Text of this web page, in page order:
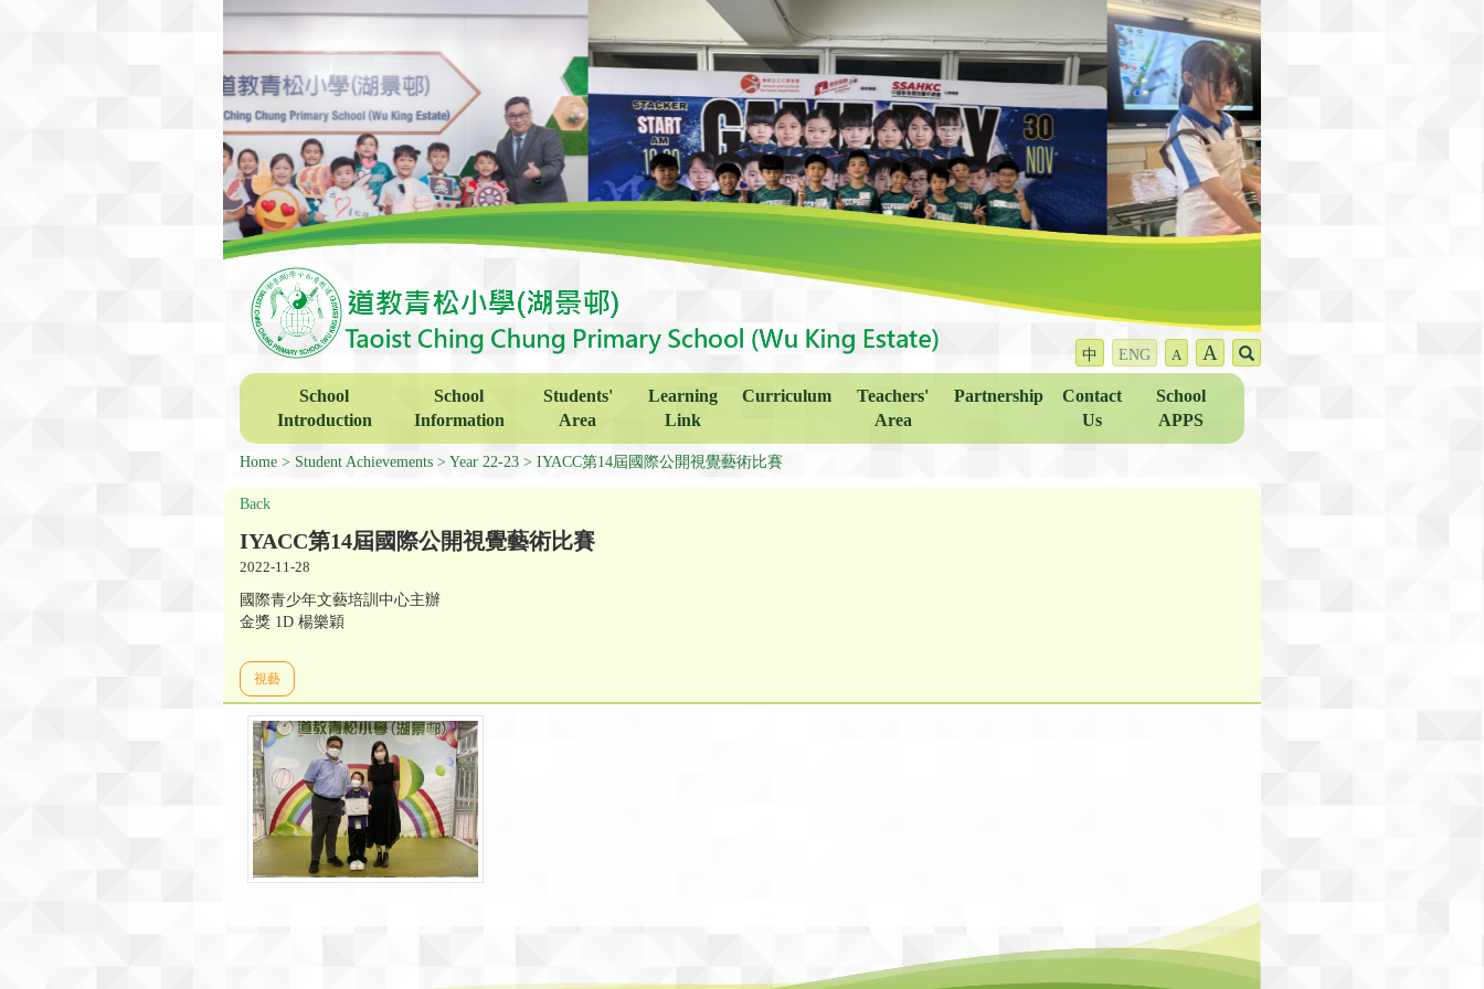
中 ENG A A
School
Introduction
School
Information
Students'
Area
Learning
Link
Curriculum
Teachers'
Area
Partnership
Contact
Us
School
APPS
Home Student Achievements Year 22-23 IYACC第14屆國際公開視覺藝術比賽
Back
IYACC第14屆國際公開視覺藝術比賽
2022-11-28
國際青少年文藝培訓中心主辦
金獎 1D 楊樂穎
視藝